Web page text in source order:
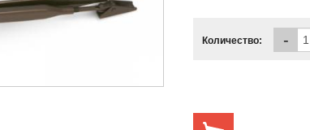
Количество: -